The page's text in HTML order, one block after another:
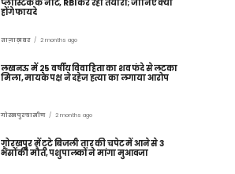
प्लास्टिक के नोट, RBI कर रहा तैयारी; जानिए क्या
होंगे फायदे
ताज़ा ख़बर 2 months ago
लखनऊ में 25 वर्षीय विवाहिता का शव फंदे से लटका
मिला, मायके पक्ष ने दहेज हत्या का लगाया आरोप
गोरखपुर ग्रामीण 2 months ago
गोरखपुर में टूटे बिजली तार की चपेट में आने से 3
भैंसों की मौत, पशुपालकों ने मांगा मुआवजा